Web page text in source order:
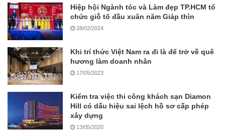
Hiệp hội Ngành tóc và Làm đẹp TP.HCM tổ
chức giỗ tổ đầu xuân năm Giáp thìn
28/02/2024
Khi trí thức Việt Nam ra đi là để trở về quê
hương làm doanh nhân
17/05/2023
Kiểm tra việc thi công khách sạn Diamon
Hill có dấu hiệu sai lệch hồ sơ cấp phép
xây dựng
13/05/2020